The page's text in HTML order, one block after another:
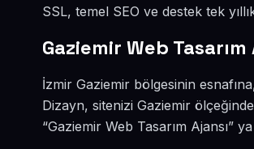
SSL, temel SEO ve destek tek
Gaziemir Web
İzmir Gaziemir bölgesinin
Dizayn, sitenizi Gaziemir
“Gaziemir Web Tasarım Ajansı”